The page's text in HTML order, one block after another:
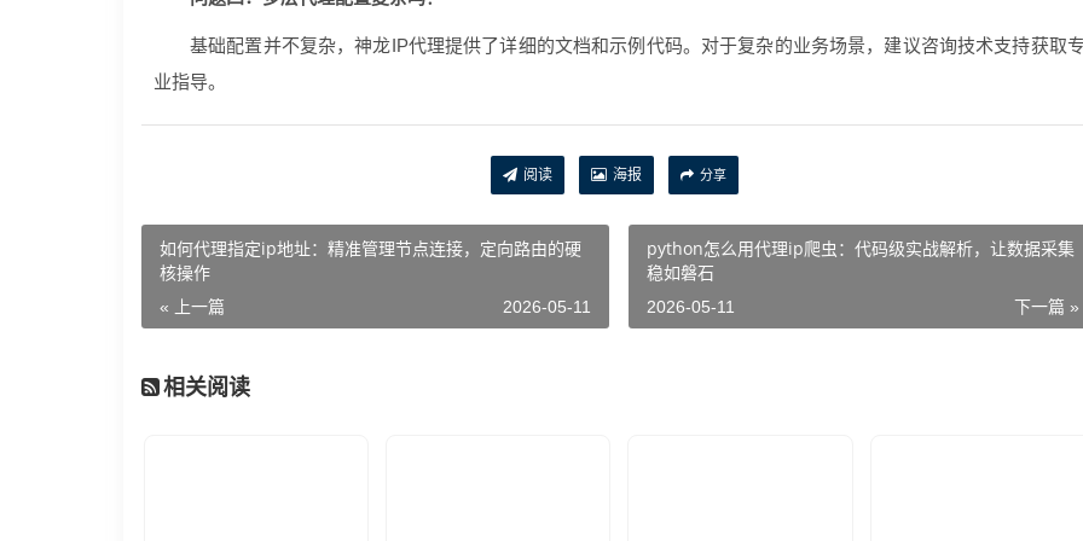
基础配置并不复杂，神龙IP代理提供了详细的文档和示例代码。对于复杂的业务场景，建议咨询技术支持获取
业指导。
阅读 海报 分享
如何代理指定ip地址：精准管理节点连接，定向路由的硬
核操作
« 上一篇 2026-05-11
python怎么用代理ip爬虫：代码级实战解析，让数据采集
稳如磐石
下一篇 »
2026-05-11
相关阅读